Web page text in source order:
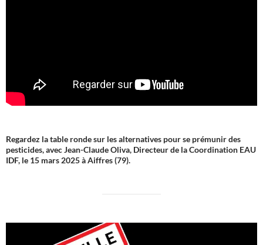
Regardez la table ronde sur les alternatives pour se prémunir des
pesticides, avec Jean-Claude Oliva, Directeur de la Coordination EAU
IDF, le 15 mars 2025 à Aiffres (79).